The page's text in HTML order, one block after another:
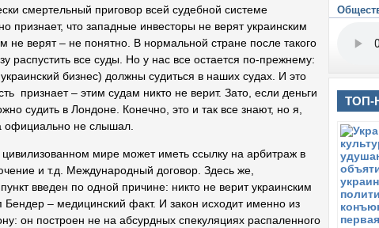
смертельный приговор всей судебной системе
признает, что западные инвесторы не верят украинским
верят – не понятно. В нормальной стране после такого
распустить все суды. Но у нас все остается по-прежнему:
бизнес) должны судиться в наших судах. И это
признает – этим судам никто не верит. Зато, если деньги
судить в Лондоне. Конечно, это и так все знают, но я,
официально не слышал.
мире может иметь ссылку на арбитраж в
и т.д. Международный договор. Здесь же,
введен по одной причине: никто не верит украинским
Бендер – медицинский факт. И закон исходит именно из
он построен не на абсурдных спекуляциях распаленного
ТОП-